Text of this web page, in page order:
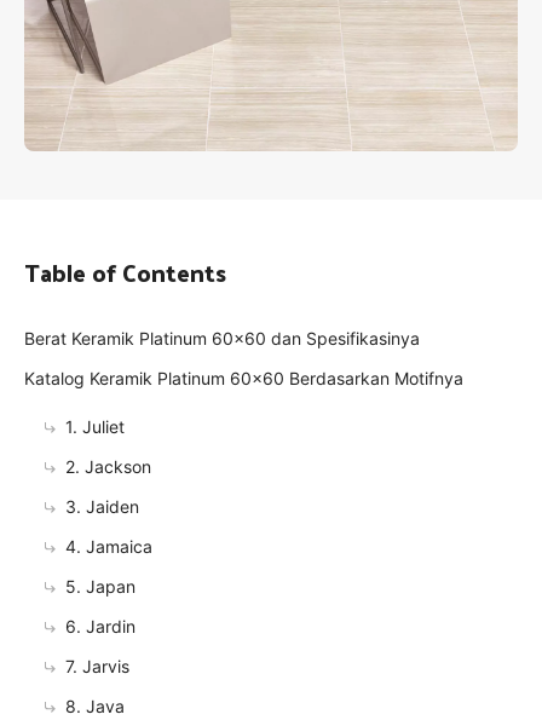
Table of Contents
Berat Keramik Platinum 60x60 dan Spesifikasinya
Katalog Keramik Platinum 60x60 Berdasarkan Motifnya
1. Juliet
2. Jackson
3. Jaiden
4. Jamaica
5. Japan
6. Jardin
7. Jarvis
8. Java